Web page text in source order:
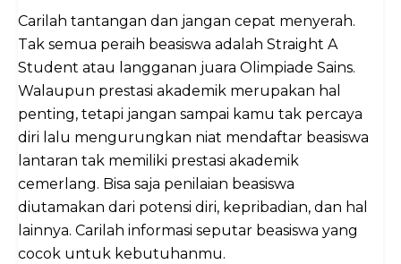
Carilah tantangan dan jangan cepat menyerah.
Tak semua peraih beasiswa adalah Straight A
Student atau langganan juara Olimpiade Sains.
Walaupun prestasi akademik merupakan hal
penting, tetapi jangan sampai kamu tak percaya
diri lalu mengurungkan niat mendaftar beasiswa
lantaran tak memiliki prestasi akademik
cemerlang. Bisa saja penilaian beasiswa
diutamakan dari potensi diri, kepribadian, dan hal
lainnya. Carilah informasi seputar beasiswa yang
cocok untuk kebutuhanmu.